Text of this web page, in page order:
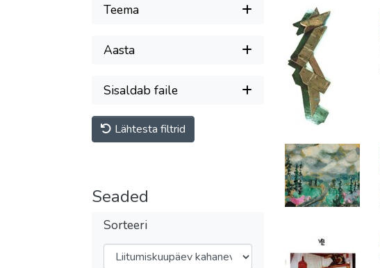
Teema
Aasta
Sisaldab faile
Lähtesta filtrid
Seaded
Sorteeri